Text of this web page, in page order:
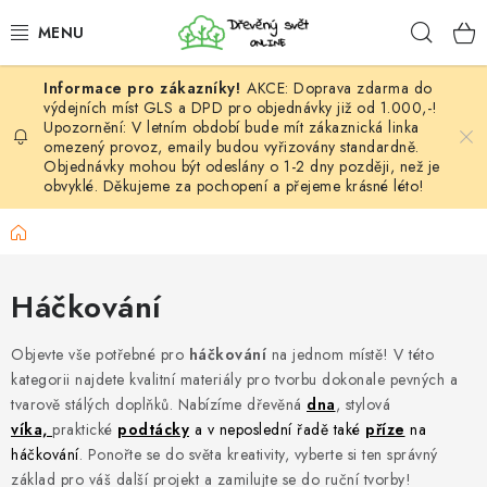
na
HÁČKOVÁNÍ
VYPLÉTÁNÍ
PŘÍZE
DOPLŇKY
TVOŘENÍ
GALANTERIE A LÁTKY
AKCE: Doprava zdarma do
výdejních míst GLS a DPD pro objednávky již od 1.000,-!
Upozornění: V letním období bude mít zákaznická linka
omezený provoz, emaily budou vyřizovány standardně.
Objednávky mohou být odeslány o 1-2 dny později, než je
obvyklé. Děkujeme za pochopení a přejeme krásné léto!
Domů
Háčkování
Objevte vše potřebné pro háčkování na jednom místě! V této
kategorii najdete kvalitní materiály pro tvorbu dokonale pevných a
tvarově stálých doplňků. Nabízíme dřevěná dna, stylová
víka, praktické podtácky a v neposlední řadě také příze na
háčkování. Ponořte se do světa kreativity, vyberte si ten správný
základ pro váš další projekt a zamilujte se do ruční tvorby!